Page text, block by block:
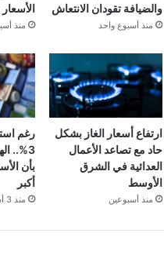
والضيافة تقودان الانتعاش
منذ أسبوع واحد
الأسعار
منذ
ارتفاع أسعار الغاز بشكل
حاد مع تصاعد الأعمال
العدائية في الشرق
الأوسط
منذ أسبوعين
رغم
3%..
بأن
أكبر
منذ 3 أسابيع